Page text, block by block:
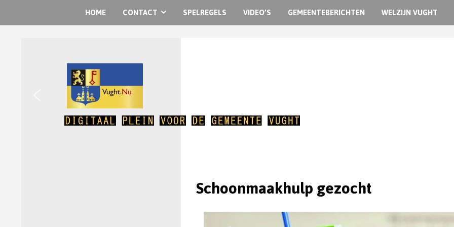
HOME CONTACT SPELREGELS VIDEO’S GEMEENTEBERICHTEN WELZIJN VUGHT
Schoonmaakhulp gezocht